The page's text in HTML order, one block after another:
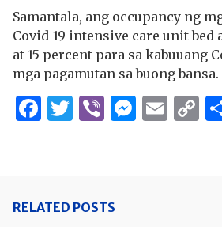
Samantala, ang occupancy ng
Covid-19 intensive care unit bed
at 15 percent para sa kabuuang
mga pagamutan sa buong bansa.
Facebook
Twitter
Viber
RELATED POSTS